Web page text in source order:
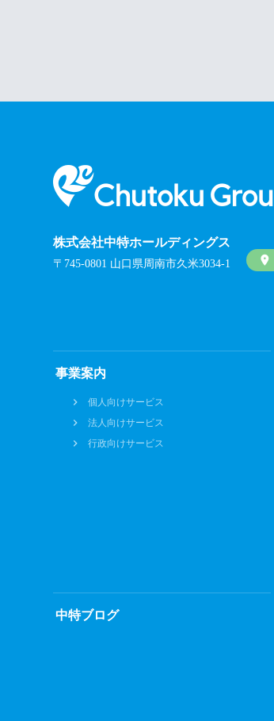
株式会社中特ホールディングス
〒745-0801 山口県周南市久米3034-1
事業案内
個人向けサービス
法人向けサービス
行政向けサービス
中特ブログ